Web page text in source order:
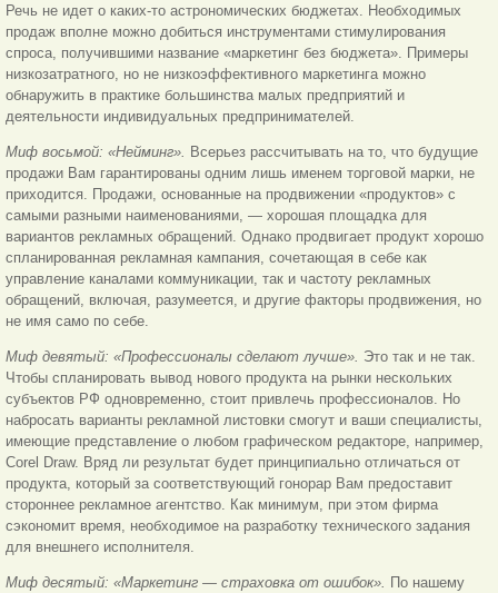
Речь не идет о каких-то астрономических бюджетах. Необходимых
продаж вполне можно добиться инструментами стимулирования
спроса, получившими название «маркетинг без бюджета». Примеры
низкозатратного, но не низкоэффективного маркетинга можно
обнаружить в практике большинства малых предприятий и
деятельности индивидуальных предпринимателей.
Миф восьмой: «Нейминг». Всерьез рассчитывать на то, что будущие
продажи Вам гарантированы одним лишь именем торговой марки, не
приходится. Продажи, основанные на продвижении «продуктов» с
самыми разными наименованиями, — хорошая площадка для
вариантов рекламных обращений. Однако продвигает продукт хорошо
спланированная рекламная кампания, сочетающая в себе как
управление каналами коммуникации, так и частоту рекламных
обращений, включая, разумеется, и другие факторы продвижения, но
не имя само по себе.
Миф девятый: «Профессионалы сделают лучше». Это так и не так.
Чтобы спланировать вывод нового продукта на рынки нескольких
субъектов РФ одновременно, стоит привлечь профессионалов. Но
набросать варианты рекламной листовки смогут и ваши специалисты,
имеющие представление о любом графическом редакторе, например,
Corel Draw. Вряд ли результат будет принципиально отличаться от
продукта, который за соответствующий гонорар Вам предоставит
стороннее рекламное агентство. Как минимум, при этом фирма
сэкономит время, необходимое на разработку технического задания
для внешнего исполнителя.
Миф десятый: «Маркетинг — страховка от ошибок». По нашему